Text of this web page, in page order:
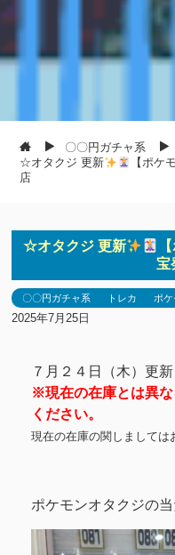
〇〇円ガチャ系
☆オタクジ 更新
【ポケ
店
☆オタクジ 更新
宝
〇〇円ガチャ系 トレカ ポ
2025年7月25日
７月２４日（木）更新
※現在の在庫とは異
ください。
現在の在庫の関しましては
ポケモンオタクジの